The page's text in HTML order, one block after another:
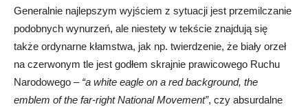
Generalnie najlepszym wyjściem z sytuacji jest przemilczanie
podobnych wynurzeń, ale niestety w tekście znajdują się
także ordynarne kłamstwa, jak np. twierdzenie, że biały orzeł
na czerwonym tle jest godłem skrajnie prawicowego Ruchu
Narodowego – “a white eagle on a red background, the
emblem of the far-right National Movement”, czy absurdalne